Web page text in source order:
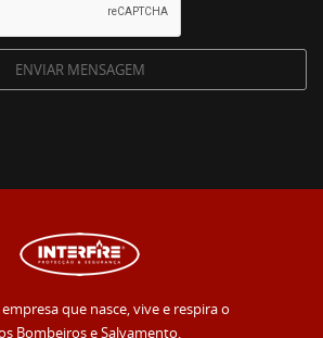
que nasce, vive e respira o
Bombeiros e Salvamento.